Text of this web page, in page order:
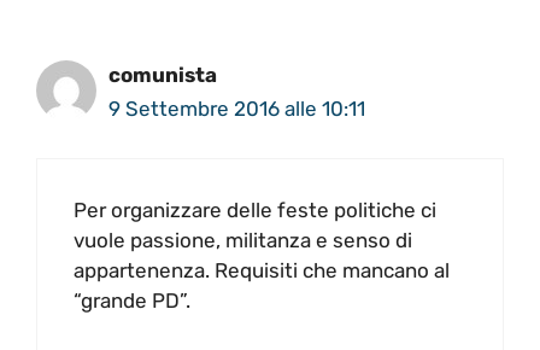
comunista
9 Settembre 2016 alle 10:11
Per organizzare delle feste politiche ci
vuole passione, militanza e senso di
appartenenza. Requisiti che mancano al
“grande PD”.